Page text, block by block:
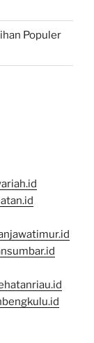
Populer